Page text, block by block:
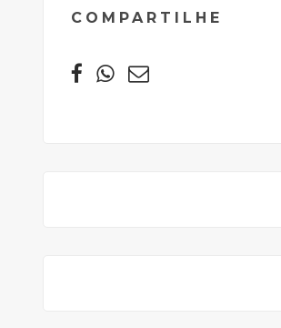
COMPARTILHE